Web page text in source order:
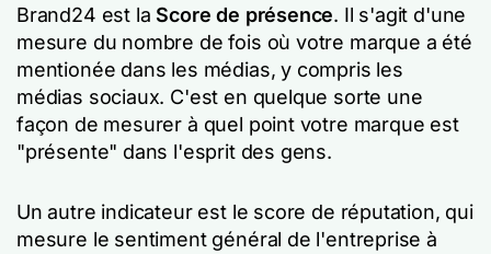
Brand24 est la Score de présence. Il s'agit d'une
mesure du nombre de fois où votre marque a été
mentionée dans les médias, y compris les
médias sociaux. C'est en quelque sorte une
façon de mesurer à quel point votre marque est
"présente" dans l'esprit des gens.
Un autre indicateur est le score de réputation, qui
mesure le sentiment général de l'entreprise à